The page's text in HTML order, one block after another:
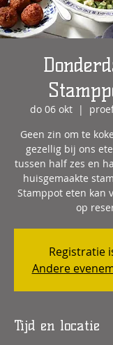
do 06 okt
  |
Geen zin om te
gezellig bij ons
tussen half zes en
huisgemaakte
Stamppot eten kan
op
Registratie
Andere
Tijd en locatie